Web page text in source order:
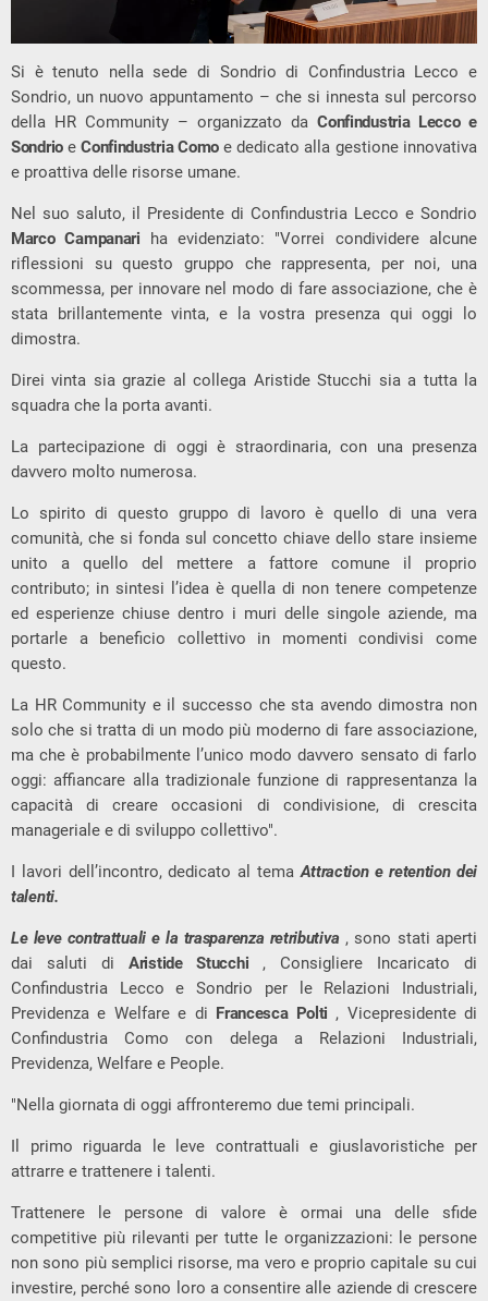
Si è tenuto nella sede di Sondrio di Confindustria Lecco e
Sondrio, un nuovo appuntamento – che si innesta sul percorso
della HR Community – organizzato daConfindustria Lecco e
Sondrio eConfindustria Como e dedicato alla gestione innovativa
e proattiva delle risorse umane.
Nel suo saluto, il Presidente di Confindustria Lecco e Sondrio
Marco Campanari ha evidenziato: "Vorrei condividere alcune
riflessioni su questo gruppo che rappresenta, per noi, una
scommessa, per innovare nel modo di fare associazione, che è
stata brillantemente vinta, e la vostra presenza qui oggi lo
dimostra.
Direi vinta sia grazie al collega Aristide Stucchi sia a tutta la
squadra che la porta avanti.
La partecipazione di oggi è straordinaria, con una presenza
davvero molto numerosa.
Lo spirito di questo gruppo di lavoro è quello di una vera
comunità, che si fonda sul concetto chiave dello stare insieme
unito a quello del mettere a fattore comune il proprio
contributo; in sintesi l’idea è quella di non tenere competenze
ed esperienze chiuse dentro i muri delle singole aziende, ma
portarle a beneficio collettivo in momenti condivisi come
questo.
La HR Community e il successo che sta avendo dimostra non
solo che si tratta di un modo più moderno di fare associazione,
ma che è probabilmente l’unico modo davvero sensato di farlo
oggi: affiancare alla tradizionale funzione di rappresentanza la
capacità di creare occasioni di condivisione, di crescita
manageriale e di sviluppo collettivo".
I lavori dell’incontro, dedicato al tema Attraction e retention dei
talenti.
Le leve contrattuali e la trasparenza retributiva , sono stati aperti
dai saluti diAristide Stucchi , Consigliere Incaricato di
Confindustria Lecco e Sondrio per le Relazioni Industriali,
Previdenza e Welfare e di Francesca Polti , Vicepresidente di
Confindustria Como con delega a Relazioni Industriali,
Previdenza, Welfare e People.
"Nella giornata di oggi affronteremo due temi principali.
Il primo riguarda le leve contrattuali e giuslavoristiche per
attrarre e trattenere i talenti.
Trattenere le persone di valore è ormai una delle sfide
competitive più rilevanti per tutte le organizzazioni: le persone
non sono più semplici risorse, ma vero e proprio capitale su cui
investire, perché sono loro a consentire alle aziende di crescere